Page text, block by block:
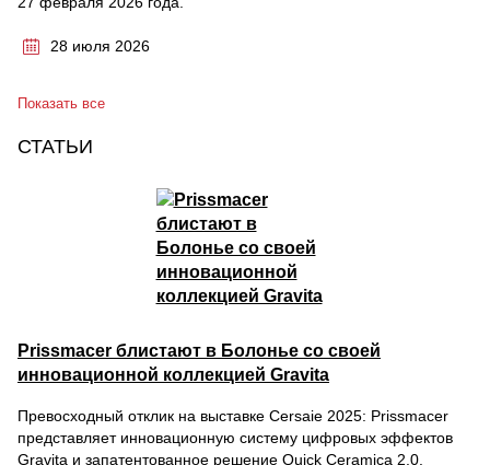
28 июля 2026
Показать все
СТАТЬИ
Prissmacer блистают в Болонье со своей
инновационной коллекцией Gravita
Превосходный отклик на выставке Cersaie 2025: Prissmacer
представляет инновационную систему цифровых эффектов
Gravita и запатентованное решение Quick Ceramica 2.0.